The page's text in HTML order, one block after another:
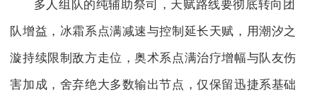
多人组队的纯辅助祭司，天赋路线要彻底转向团
队增益，冰霜系点满减速与控制延长天赋，用潮汐之
漩持续限制敌方走位，奥术系点满治疗增幅与队友伤
害加成，舍弃绝大多数输出节点，仅保留迅捷系基础